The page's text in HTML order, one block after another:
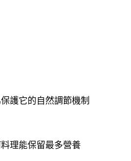
護它的自然調節機制
理能保留最多營養